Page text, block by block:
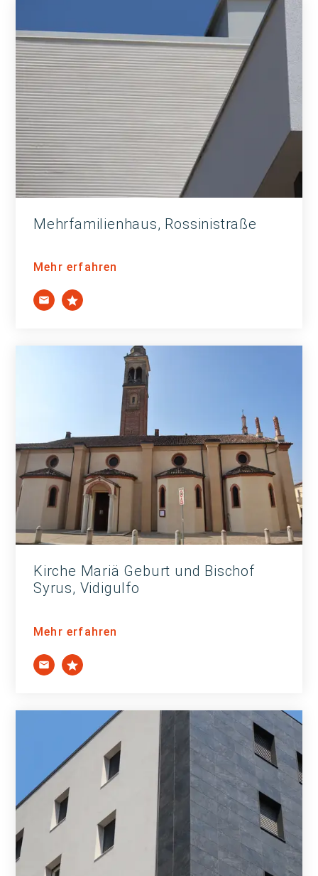
Mehrfamilienhaus, Rossinistraße
Mehr erfahren
Kirche Mariä Geburt und Bischof
Syrus, Vidigulfo
Mehr erfahren